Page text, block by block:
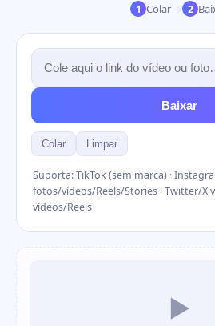
1 Colar → 2
Baixar
Colar Limpar
Suporta: TikTok (sem marca) ·
fotos/vídeos/Reels/Stories · Twitter/X
vídeos/Reels
▶